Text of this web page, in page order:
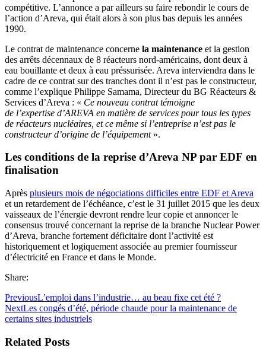
compétitive. L’annonce a par ailleurs su faire rebondir le cours de
l’action d’Areva, qui était alors à son plus bas depuis les années
1990.
Le contrat de maintenance concerne la maintenance et la gestion
des arrêts décennaux de 8 réacteurs nord-américains, dont deux à
eau bouillante et deux à eau préssurisée. Areva interviendra dans le
cadre de ce contrat sur des tranches dont il n’est pas le constructeur,
comme l’explique Philippe Samama, Directeur du BG Réacteurs &
Services d’Areva : « Ce nouveau contrat témoigne
de l’expertise d’AREVA en matière de services pour tous les types
de réacteurs nucléaires, et ce même si l’entreprise n’est pas le
constructeur d’origine de l’équipement».
Les conditions de la reprise d’Areva NP par EDF en
finalisation
Après plusieurs mois de négociations difficiles entre EDF et Areva
et un retardement de l’échéance, c’est le 31 juillet 2015 que les deux
vaisseaux de l’énergie devront rendre leur copie et annoncer le
consensus trouvé concernant la reprise de la branche Nuclear Power
d’Areva, branche fortement déficitaire dont l’activité est
historiquement et logiquement associée au premier fournisseur
d’électricité en France et dans le Monde.
Share:
PreviousL’emploi dans l’industrie… au beau fixe cet été ?
NextLes congés d’été, période chaude pour la maintenance de
certains sites industriels
Related Posts